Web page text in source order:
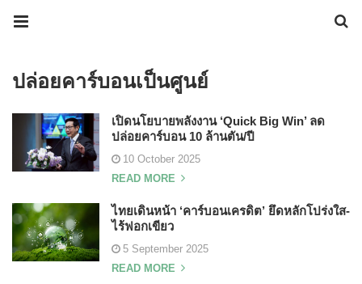
ปล่อยคาร์บอนเป็นศูนย์
เปิดนโยบายพลังงาน ‘Quick Big Win’ ลด
ปล่อยคาร์บอน 10 ล้านตัน/ปี
10 October 2025
READ MORE
ไทยเดินหน้า ‘คาร์บอนเครดิต’ ยึดหลักโปร่งใส-
ไร้ฟอกเขียว
5 September 2025
READ MORE